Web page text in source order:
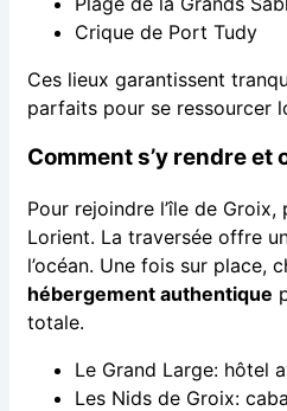
Crique de Port Tudy
Ces lieux garantissent
parfaits pour se ressourcer
Comment s’y rendre et
Pour rejoindre l’île de
Lorient. La traversée offre
l’océan. Une fois sur place,
hébergement authentique
totale.
Le Grand Large: hôtel
Les Nids de Groix: